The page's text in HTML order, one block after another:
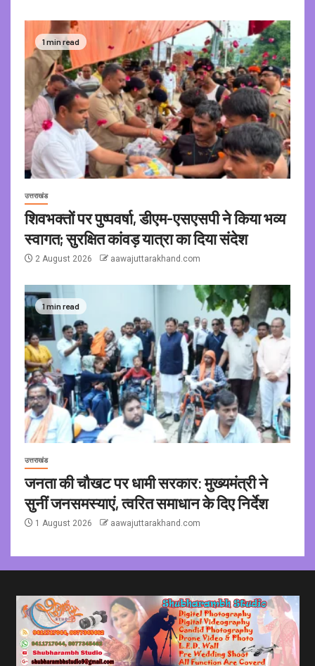
1 min read
उत्तराखंड
शिवभक्तों पर पुष्पवर्षा, डीएम-एसएसपी ने किया भव्य
स्वागत; सुरक्षित कांवड़ यात्रा का दिया संदेश
2 August 2026 aawajuttarakhand.com
1 min read
उत्तराखंड
जनता की चौखट पर धामी सरकार: मुख्यमंत्री ने
सुनीं जनसमस्याएं, त्वरित समाधान के दिए निर्देश
1 August 2026 aawajuttarakhand.com